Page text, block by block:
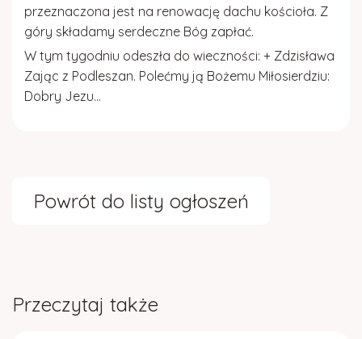
przeznaczona jest na renowację dachu kościoła. Z
góry składamy serdeczne Bóg zapłać.
W tym tygodniu odeszła do wieczności: + Zdzisława
Zając z Podleszan. Polećmy ją Bożemu Miłosierdziu:
Dobry Jezu…
Powrót do listy ogłoszeń
Przeczytaj także